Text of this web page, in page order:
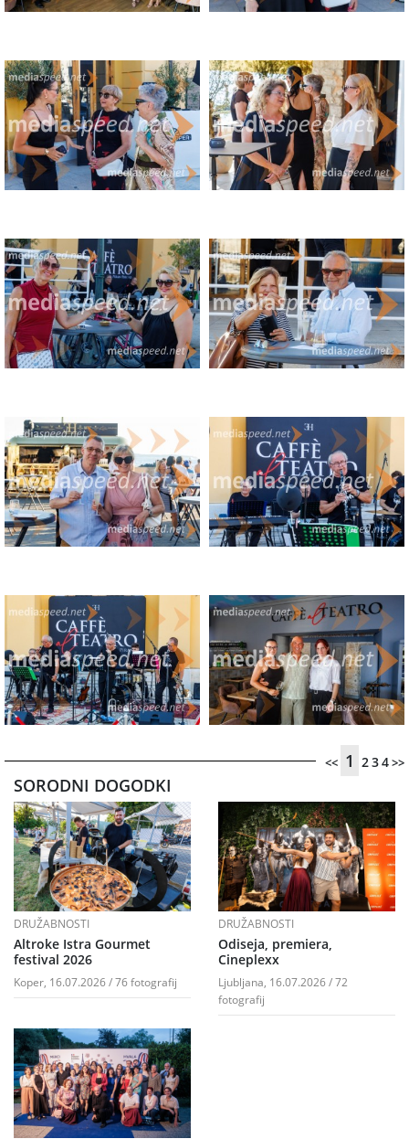
<< 1 234>>
SORODNI DOGODKI
DRUŽABNOSTI
Altroke Istra Gourmet
festival 2026
Koper, 16.07.2026 / 76 fotografij
DRUŽABNOSTI
Odiseja, premiera,
Cineplexx
Ljubljana, 16.07.2026 / 72
fotografij